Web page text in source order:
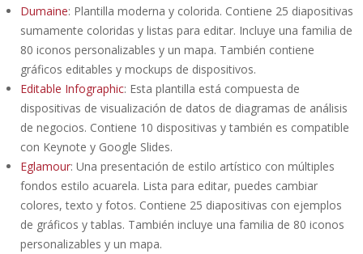
Dumaine: Plantilla moderna y colorida. Contiene 25 diapositivas
sumamente coloridas y listas para editar. Incluye una familia de
80 iconos personalizables y un mapa. También contiene
gráficos editables y mockups de dispositivos.
Editable Infographic: Esta plantilla está compuesta de
dispositivas de visualización de datos de diagramas de análisis
de negocios. Contiene 10 dispositivas y también es compatible
con Keynote y Google Slides.
Eglamour: Una presentación de estilo artístico con múltiples
fondos estilo acuarela. Lista para editar, puedes cambiar
colores, texto y fotos. Contiene 25 diapositivas con ejemplos
de gráficos y tablas. También incluye una familia de 80 iconos
personalizables y un mapa.